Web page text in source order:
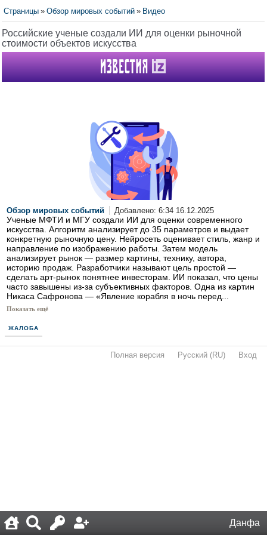
Данфа
Страницы » Обзор мировых событий » Видео
Российские ученые создали ИИ для оценки рыночной
стоимости объектов искусства
Обзор мировых событий Добавлено: 6:34 16.12.2025
Ученые МФТИ и МГУ создали ИИ для оценки современного
искусства. Алгоритм анализирует до 35 параметров и выдает
конкретную рыночную цену. Нейросеть оценивает стиль, жанр и
направление по изображению работы. Затем модель
анализирует рынок — размер картины, технику, автора,
историю продаж. Разработчики называют цель простой —
сделать арт-рынок понятнее инвесторам. ИИ показал, что цены
часто завышены из-за субъективных факторов. Одна из картин
Никаса Сафронова — «Явление корабля в ночь перед...
Показать ещё
ЖАЛОБА
Полная версия Русский (RU) Вход